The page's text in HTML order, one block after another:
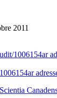
2011
1006154ar
Scientia